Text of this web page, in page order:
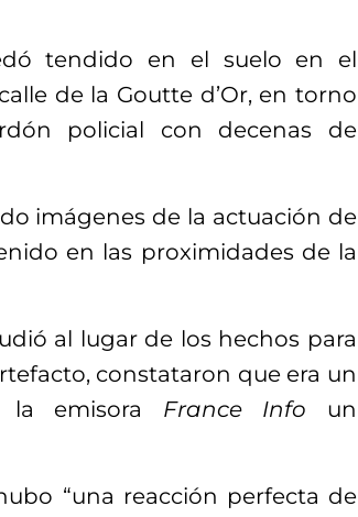
tendido en el suelo en el
de la Goutte d’Or, en torno
policial con decenas de
imágenes de la actuación de
en las proximidades de la
al lugar de los hechos para
constataron que era un
la emisora France Info un
“una reacción perfecta de